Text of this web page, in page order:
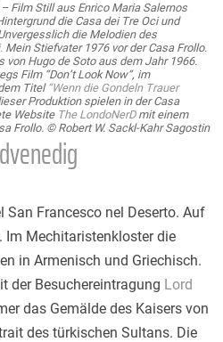
– Film Still aus Enrico Maria Salernos
die Casa dei Tre Oci und
die Melodien des
Mein Stiefvater 1976 vor der Casa Frollo.
von Hugo de Soto aus dem Jahr 1966.
Film “Don’t Look Now“, im
Titel “Wenn die Gondeln Trauer
Produktion spielen in der Casa
Website The LondoNerDmit einem
Frollo. © Robert W. Sackl-Kahr Sagostin
San Francesco nel Deserto. Auf
Im Mechitaristenkloster die
in Armenisch und Griechisch.
der Besuchereintragung Lord
das Gemälde des Kaisers von
des türkischen Sultans. Die